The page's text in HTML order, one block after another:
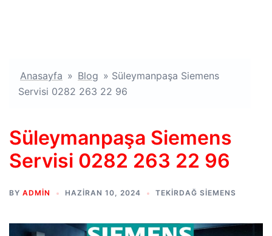
Anasayfa » Blog » Süleymanpaşa Siemens
Servisi 0282 263 22 96
Süleymanpaşa Siemens
Servisi 0282 263 22 96
BY ADMIN HAZIRAN 10, 2024 TEKIRDAĞ SIEMENS